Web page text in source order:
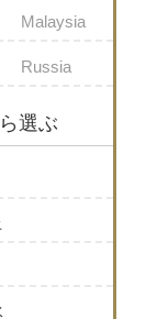
Malaysia
Russia
選ぶ